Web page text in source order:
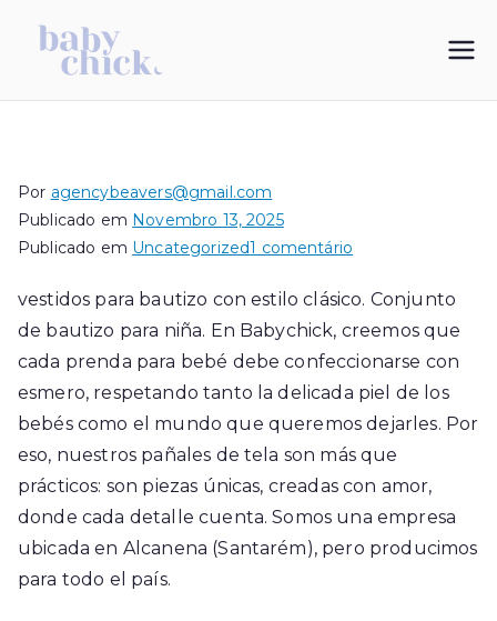
conteúdo
Por agencybeavers@gmail.com
Publicado em Novembro 13, 2025
Publicado em Uncategorized1 comentário
para
bautizo
con
estilo
clásico
vestidos para bautizo con estilo clásico. Conjunto
de bautizo para niña. En Babychick, creemos que
cada prenda para bebé debe confeccionarse con
esmero, respetando tanto la delicada piel de los
bebés como el mundo que queremos dejarles. Por
eso, nuestros pañales de tela son más que
prácticos: son piezas únicas, creadas con amor,
donde cada detalle cuenta. Somos una empresa
ubicada en Alcanena (Santarém), pero producimos
para todo el país.